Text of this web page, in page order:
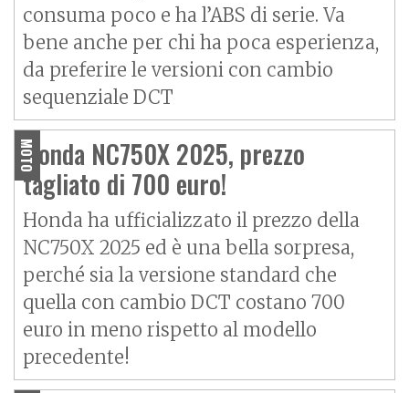
consuma poco e ha l’ABS di serie. Va
bene anche per chi ha poca esperienza,
da preferire le versioni con cambio
sequenziale DCT
MOTO
Honda NC750X 2025, prezzo
tagliato di 700 euro!
Honda ha ufficializzato il prezzo della
NC750X 2025 ed è una bella sorpresa,
perché sia la versione standard che
quella con cambio DCT costano 700
euro in meno rispetto al modello
precedente!